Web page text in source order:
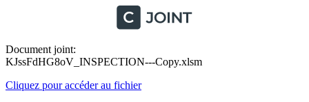
Document joint:
KJssFdHG8oV_INSPECTION---Copy.xlsm
Cliquez pour accéder au fichier